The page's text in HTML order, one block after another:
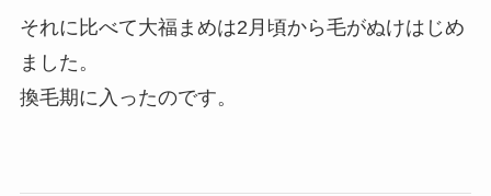
それに比べて大福まめは2月頃から毛がぬけはじめ
ました。
換毛期に入ったのです。